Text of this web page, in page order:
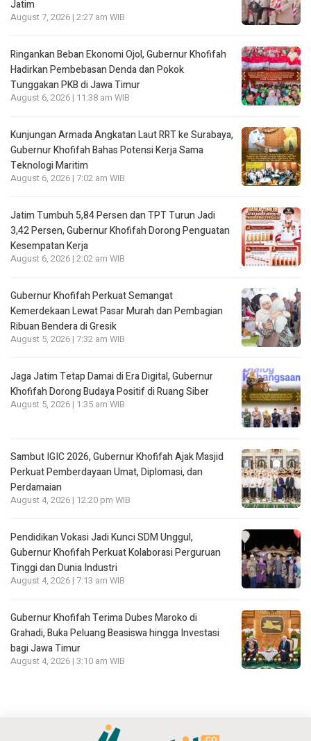
Jatim
August 7, 2026 | 2:27 am WIB
Ringankan Beban Ekonomi Ojol, Gubernur Khofifah
Hadirkan Pembebasan Denda dan Pokok
Tunggakan PKB di Jawa Timur
August 6, 2026 | 11:38 am WIB
Kunjungan Armada Angkatan Laut RRT ke Surabaya,
Gubernur Khofifah Bahas Potensi Kerja Sama
Teknologi Maritim
August 6, 2026 | 7:02 am WIB
Jatim Tumbuh 5,84 Persen dan TPT Turun Jadi
3,42 Persen, Gubernur Khofifah Dorong Penguatan
Kesempatan Kerja
August 6, 2026 | 2:02 am WIB
Gubernur Khofifah Perkuat Semangat
Kemerdekaan Lewat Pasar Murah dan Pembagian
Ribuan Bendera di Gresik
August 5, 2026 | 7:32 am WIB
Jaga Jatim Tetap Damai di Era Digital, Gubernur
Khofifah Dorong Budaya Positif di Ruang Siber
August 5, 2026 | 1:35 am WIB
Sambut IGIC 2026, Gubernur Khofifah Ajak Masjid
Perkuat Pemberdayaan Umat, Diplomasi, dan
Perdamaian
August 4, 2026 | 12:20 pm WIB
Pendidikan Vokasi Jadi Kunci SDM Unggul,
Gubernur Khofifah Perkuat Kolaborasi Perguruan
Tinggi dan Dunia Industri
August 4, 2026 | 7:13 am WIB
Gubernur Khofifah Terima Dubes Maroko di
Grahadi, Buka Peluang Beasiswa hingga Investasi
bagi Jawa Timur
August 4, 2026 | 3:10 am WIB